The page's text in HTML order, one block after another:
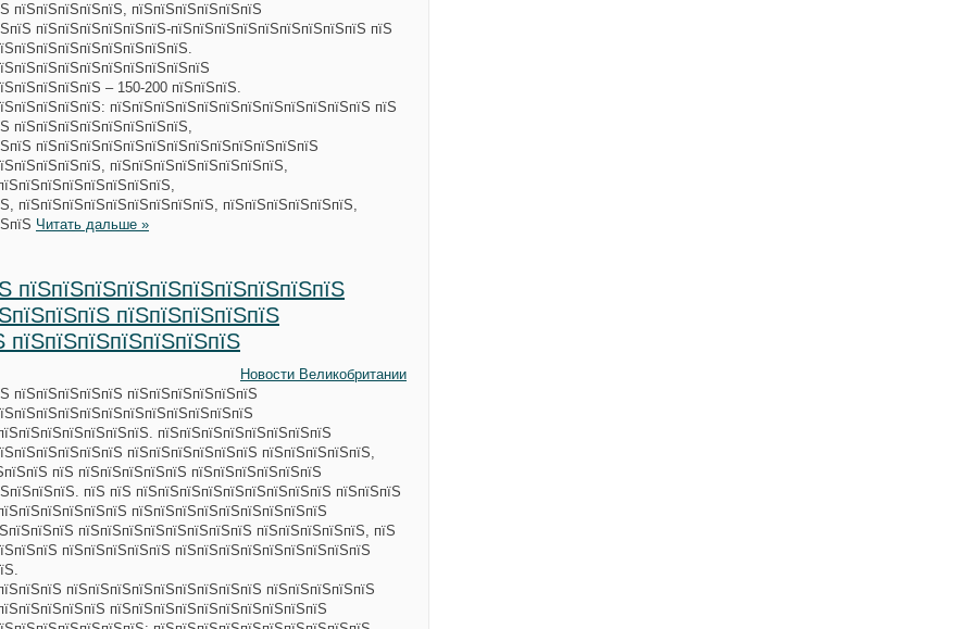
пїЅпїЅпїЅпїЅпїЅ, пїЅпїЅпїЅпїЅпїЅпїЅ
пїЅпїЅпїЅпїЅпїЅпїЅ-пїЅпїЅпїЅпїЅпїЅпїЅпїЅпїЅпїЅ пїЅ
– 150-200 пїЅпїЅпїЅ.
пїЅпїЅпїЅпїЅпїЅпїЅпїЅпїЅпїЅпїЅпїЅпїЅ пїЅ
пїЅпїЅпїЅпїЅпїЅпїЅпїЅпїЅ,
пїЅпїЅпїЅпїЅпїЅпїЅпїЅпїЅпїЅпїЅпїЅпїЅпїЅ
пїЅпїЅпїЅпїЅпїЅпїЅпїЅпїЅ,
пїЅпїЅпїЅпїЅпїЅпїЅпїЅпїЅпїЅ, пїЅпїЅпїЅпїЅпїЅпїЅ,
Читать дальше »
пїЅпїЅпїЅпїЅпїЅпїЅпїЅпїЅпїЅпїЅ
пїЅпїЅпїЅпїЅпїЅ
пїЅпїЅпїЅпїЅпїЅпїЅпїЅ
Новости Великобритании
пїЅпїЅпїЅпїЅпїЅ пїЅпїЅпїЅпїЅпїЅпїЅ
пїЅпїЅпїЅпїЅпїЅпїЅпїЅпїЅ
пїЅпїЅпїЅпїЅпїЅпїЅ пїЅпїЅпїЅпїЅпїЅ,
пїЅ пїЅпїЅпїЅпїЅпїЅ пїЅпїЅпїЅпїЅпїЅпїЅ
пїЅ пїЅ пїЅпїЅпїЅпїЅпїЅпїЅпїЅпїЅпїЅ пїЅпїЅпїЅ
пїЅпїЅпїЅпїЅпїЅпїЅпїЅпїЅпїЅ
пїЅпїЅпїЅпїЅпїЅпїЅпїЅпїЅ пїЅпїЅпїЅпїЅпїЅ, пїЅ
пїЅпїЅпїЅпїЅпїЅ пїЅпїЅпїЅпїЅпїЅпїЅпїЅпїЅпїЅ
пїЅпїЅпїЅпїЅпїЅпїЅпїЅпїЅпїЅ пїЅпїЅпїЅпїЅпїЅ
пїЅпїЅпїЅпїЅпїЅпїЅпїЅпїЅпїЅпїЅ